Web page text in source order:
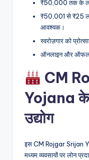
₹50,000 तक के
₹50,001 से ₹25
आवश्यक।
स्वरोज़गार को
ऑनलाइन और
CM
Yojana के
उद्योग
इस CM Rojgar Srijan
मध्यम व्यवसायों पर लोन